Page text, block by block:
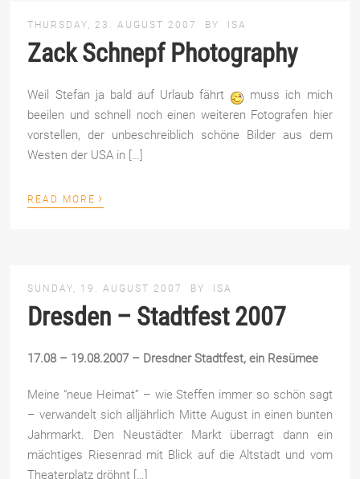
THURSDAY, 23. AUGUST 2007 BY ISA
Zack Schnepf Photography
Weil Stefan ja bald auf Urlaub fährt
muss ich mich
beeilen und schnell noch einen weiteren Fotografen hier
vorstellen, der unbeschreiblich schöne Bilder aus dem
Westen der USA in […]
READ MORE ›
SUNDAY, 19. AUGUST 2007 BY ISA
Dresden – Stadtfest 2007
17.08 – 19.08.2007 – Dresdner Stadtfest, ein Resümee
Meine “neue Heimat” – wie Steffen immer so schön sagt
– verwandelt sich alljährlich Mitte August in einen bunten
Jahrmarkt. Den Neustädter Markt überragt dann ein
mächtiges Riesenrad mit Blick auf die Altstadt und vom
Theaterplatz dröhnt […]